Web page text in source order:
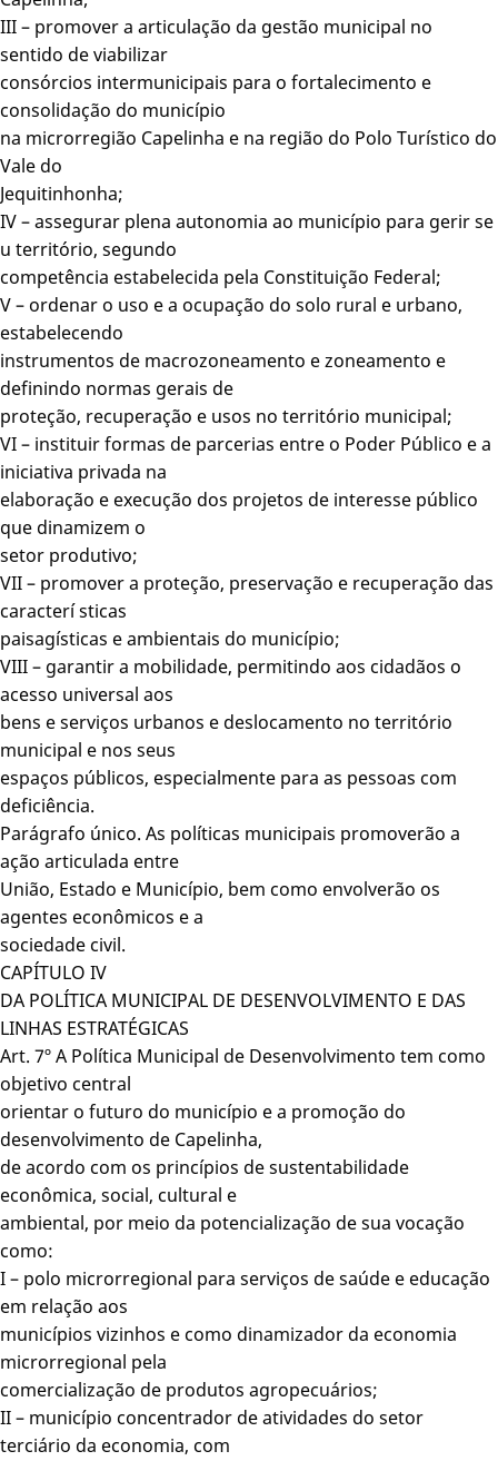
III – promover a articulação da gestão municipal no
sentido de viabilizar
consórcios intermunicipais para o fortalecimento e
consolidação do município
na microrregião Capelinha e na região do Polo Turístico do
Vale do
Jequitinhonha;
IV – assegurar plena autonomia ao município para gerir se
u território, segundo
competência estabelecida pela Constituição Federal;
V – ordenar o uso e a ocupação do solo rural e urbano,
estabelecendo
instrumentos de macrozoneamento e zoneamento e
definindo normas gerais de
proteção, recuperação e usos no território municipal;
VI – instituir formas de parcerias entre o Poder Público e a
iniciativa privada na
elaboração e execução dos projetos de interesse público
que dinamizem o
setor produtivo;
VII – promover a proteção, preservação e recuperação das
caracterí sticas
paisagísticas e ambientais do município;
VIII – garantir a mobilidade, permitindo aos cidadãos o
acesso universal aos
bens e serviços urbanos e deslocamento no território
municipal e nos seus
espaços públicos, especialmente para as pessoas com
deficiência.
Parágrafo único. As políticas municipais promoverão a
ação articulada entre
União, Estado e Município, bem como envolverão os
agentes econômicos e a
sociedade civil.
CAPÍTULO IV
DA POLÍTICA MUNICIPAL DE DESENVOLVIMENTO E DAS
LINHAS ESTRATÉGICAS
Art. 7º A Política Municipal de Desenvolvimento tem como
objetivo central
orientar o futuro do município e a promoção do
desenvolvimento de Capelinha,
de acordo com os princípios de sustentabilidade
econômica, social, cultural e
ambiental, por meio da potencialização de sua vocação
como:
I – polo microrregional para serviços de saúde e educação
em relação aos
municípios vizinhos e como dinamizador da economia
microrregional pela
comercialização de produtos agropecuários;
II – município concentrador de atividades do setor
terciário da economia, com